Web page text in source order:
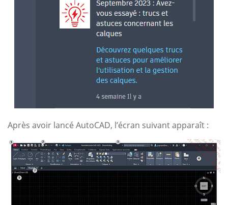
Après avoir lancé AutoCAD, l’écran suivant apparaît :